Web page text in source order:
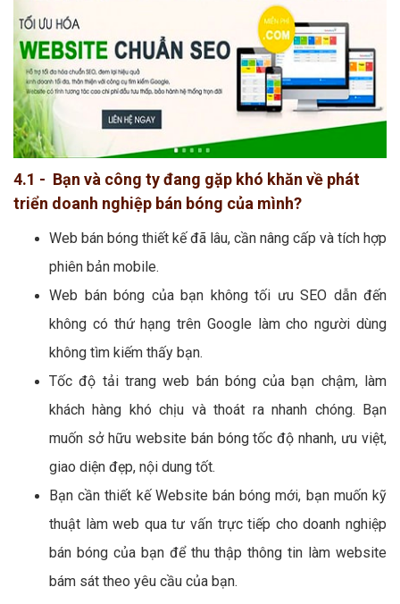
4.1 - Bạn và công ty đang gặp khó khăn về phát
triển doanh nghiệp bán bóng của mình?
Web bán bóng thiết kế đã lâu, cần nâng cấp và tích hợp
phiên bản mobile.
Web bán bóng của bạn không tối ưu SEO dẫn đến
không có thứ hạng trên Google làm cho người dùng
không tìm kiếm thấy bạn.
Tốc độ tải trang web bán bóng của bạn chậm, làm
khách hàng khó chịu và thoát ra nhanh chóng. Bạn
muốn sở hữu website bán bóng tốc độ nhanh, ưu việt,
giao diện đẹp, nội dung tốt.
Bạn cần thiết kế Website bán bóng mới, bạn muốn kỹ
thuật làm web qua tư vấn trực tiếp cho doanh nghiệp
bán bóng của bạn để thu thập thông tin làm website
bám sát theo yêu cầu của bạn.